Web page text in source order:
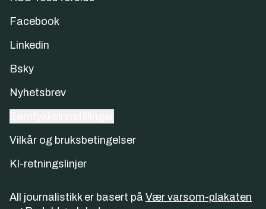
Facebook
Linkedin
Bsky
Nyhetsbrev
Vilkår og bruksbetingelser
KI-retningslinjer
All journalistikk er basert på Vær varsom-plakaten